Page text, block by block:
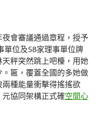
會審議通過章程，授予
單位及58家理事單位牌
天秤突然跳上吧檯，用她
匾，覆蓋全國的多她做
種能量衝擊得搖搖欲
協同架構正式確空間心